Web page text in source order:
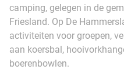
camping, gelegen in de
Friesland. Op De
activiteiten voor groepen,
aan koersbal,
boerenbowlen.